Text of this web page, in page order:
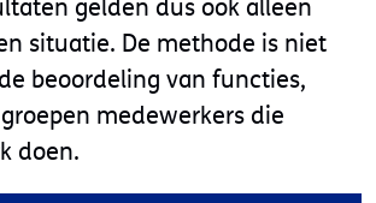
gelden dus ook alleen
situatie. De methode is niet
beoordeling van functies,
medewerkers die
doen.